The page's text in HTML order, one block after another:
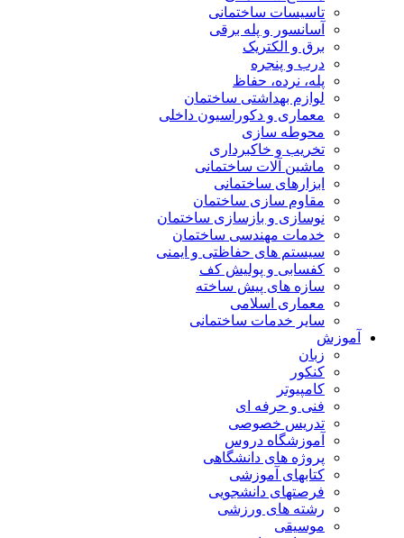
تاسیسات ساختمانی
آسانسور و پله برقی
برق و الکتریک
درب و پنجره
پله، نرده، حفاظ
لوازم بهداشتی ساختمان
معماری و دکوراسیون داخلی
محوطه سازی
تخریب و خاکبرداری
ماشین آلات ساختمانی
ابزارهای ساختمانی
مقاوم سازی ساختمان
نوسازی و بازسازی ساختمان
خدمات مهندسی ساختمان
سیستم های حفاظتی و ایمنی
کفسابی و پولیش کف
سازه های پیش ساخته
معماری اسلامی
سایر خدمات ساختمانی
آموزش
زبان
کنکور
کامپیوتر
فنی و حرفه ای
تدریس خصوصی
آموزشگاه دروس
پروژه های دانشگاهی
کتابهای آموزشی
فرصتهای دانشجویی
رشته های ورزشی
موسیقی